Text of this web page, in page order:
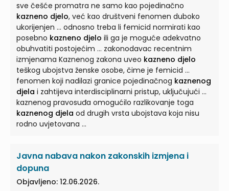
sve češće promatra ne samo kao pojedinačno
kazneno djelo, već kao društveni fenomen duboko
ukorijenjen ... odnosno treba li femicid normirati kao
posebno kazneno djelo ili ga je moguće adekvatno
obuhvatiti postojećim ... zakonodavac recentnim
izmjenama Kaznenog zakona uveo kazneno djelo
teškog ubojstva ženske osobe, čime je femicid ...
fenomen koji nadilazi granice pojedinačnog kaznenog
djela i zahtijeva interdisciplinarni pristup, uključujući ...
kaznenog pravosuđa omogućilo razlikovanje toga
kaznenog djela od drugih vrsta ubojstava koja nisu
rodno uvjetovana ...
Javna nabava nakon zakonskih izmjena i
dopuna
Objavljeno: 12.06.2026.